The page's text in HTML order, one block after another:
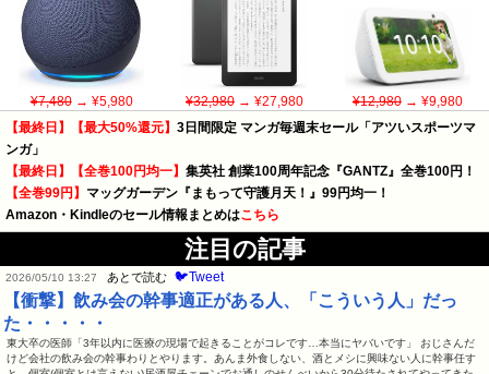
¥7,480→ ¥5,980 ¥32,980→ ¥27,980 ¥12,980→ ¥9,980
【最終日】【最大50%還元】 3日間限定 マンガ毎週末セール「アツいスポーツマ
ンガ」
【最終日】【全巻100円均一】 集英社 創業100周年記念『GANTZ』全巻100円！
【全巻99円】 マッグガーデン『まもって守護月天！』99円均一！
Amazon・Kindleのセール情報まとめはこちら
注目の記事
2026/05/10 13:27 あとで読む 🐦Tweet
【衝撃】飲み会の幹事適正がある人、「こういう人」だっ
た・・・・・
東大卒の医師「3年以内に医療の現場で起きることがコレです…本当にヤバいです」 おじさんだ
けど会社の飲み会の幹事わりとやります。あんま外食しない、酒とメシに興味ない人に幹事任す